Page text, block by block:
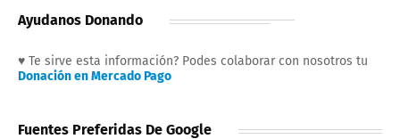
Ayudanos Donando
♥ Te sirve esta información? Podes colaborar con nosotros tu
Donación en Mercado Pago
Fuentes Preferidas De Google